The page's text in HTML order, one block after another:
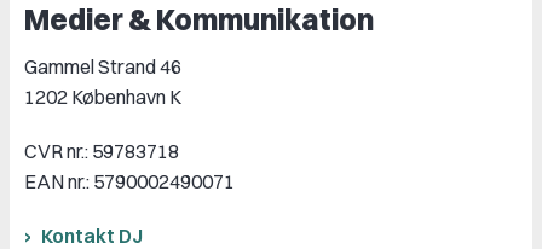
Medier & Kommunikation
Gammel Strand 46
1202 København K
CVR nr.: 59783718
EAN nr.: 5790002490071
Kontakt DJ